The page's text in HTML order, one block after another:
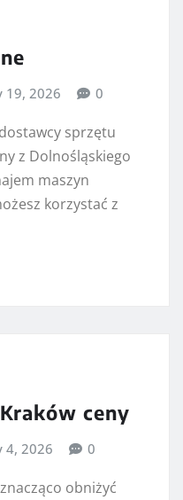
19, 2026 0
sprzętu
z Dolnośląskiego
maszyn
korzystać z
ceny
4, 2026 0
obniżyć